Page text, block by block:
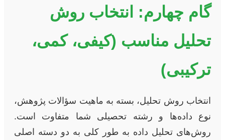
گام چهارم: انتخاب روش
تحلیل مناسب (کیفی، کمی،
ترکیبی)
انتخاب روش تحلیل، بسته به ماهیت سؤالات پژوهش،
نوع داده‌ها و رشته تحصیلی شما متفاوت است.
روش‌های تحلیل داده به طور کلی به دو دسته اصلی